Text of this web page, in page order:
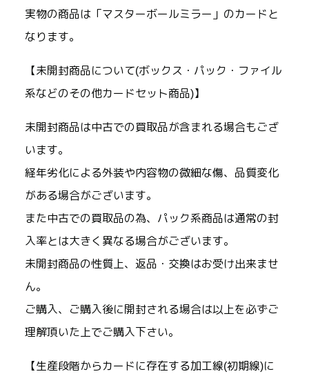
実物の商品は「マスターボールミラー」のカードと
なります。
【未開封商品について(ボックス・パック・ファイル
系などのその他カードセット商品)】
未開封商品は中古での買取品が含まれる場合もござ
います。
経年劣化による外装や内容物の微細な傷、品質変化
がある場合がございます。
また中古での買取品の為、パック系商品は通常の封
入率とは大きく異なる場合がございます。
未開封商品の性質上、返品・交換はお受け出来ませ
ん。
ご購入、ご購入後に開封される場合は以上を必ずご
理解頂いた上でご購入下さい。
【生産段階からカードに存在する加工線(初期線)に